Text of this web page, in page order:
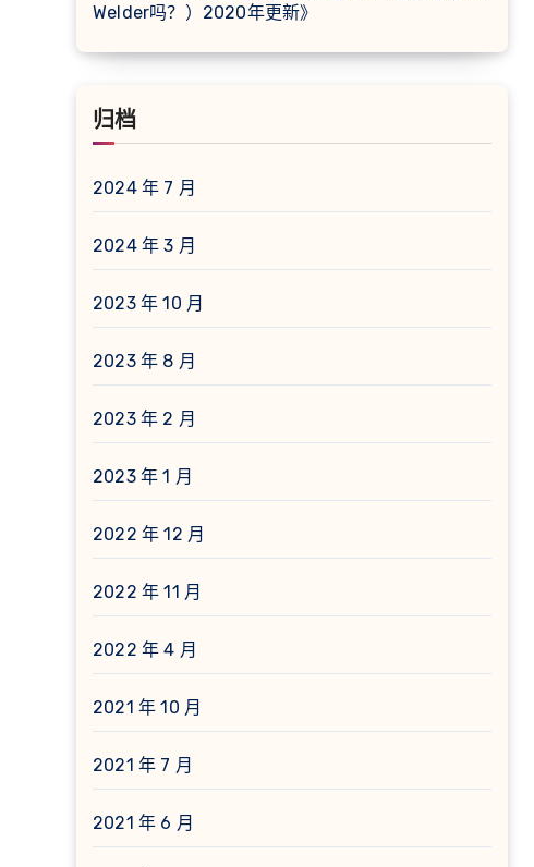
Welder吗？）2020年更新》
归档
2024 年 7 月
2024 年 3 月
2023 年 10 月
2023 年 8 月
2023 年 2 月
2023 年 1 月
2022 年 12 月
2022 年 11 月
2022 年 4 月
2021 年 10 月
2021 年 7 月
2021 年 6 月